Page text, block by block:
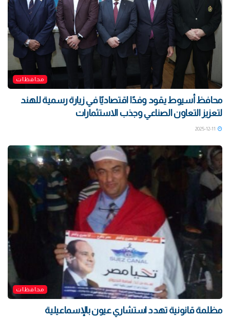
محافظات
محافظ أسيوط يقود وفدًا اقتصاديًا في زيارة رسمية للهند
لتعزيز التعاون الصناعي وجذب الاستثمارات
محافظات
مظلمة قانونية تهدد استشاري عيون بالإسماعيلية